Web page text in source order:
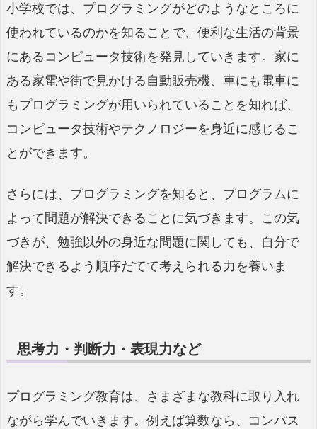
小学校では、プログラミングがどのようなところに
使われているのかを知ることで、便利な生活の背景
にあるコンピュータ技術を発見していきます。家に
ある家電や街で見かける自動販売機、車にも電車に
もプログラミングが用いられていることを知れば、
コンピュータ技術やテクノロジーを身近に感じるこ
とができます。
さらには、プログラミングを知ると、プログラムに
よって問題が解決できることに気づきます。この気
づきが、勉強以外の身近な問題に関しても、自分で
解決できるよう順序だてて考えられる力を養いま
す。
思考力・判断力・表現力など
プログラミング教育は、さまざまな教科に取り入れ
ながら学んでいきます。例えば算数なら、コンパス